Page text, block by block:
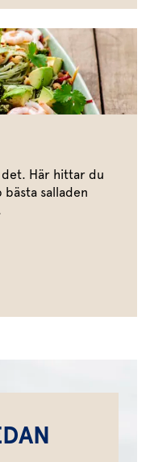
det. Här hittar du
salladen